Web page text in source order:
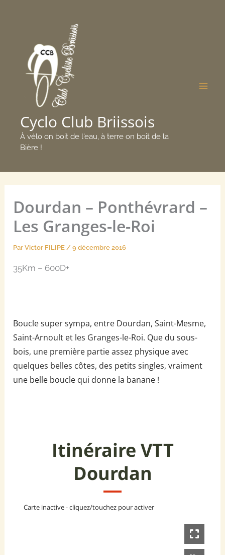
Cyclo Club Briissois
À vélo on boit de l'eau, à terre on boit de la
Bière !
Dourdan – Ponthévrard –
Les Granges-le-Roi
ParVictor FILIPE/9 décembre 2016
35Km – 600D+
Boucle super sympa, entre Dourdan, Saint-Mesme,
Saint-Arnoult et les Granges-le-Roi. Que du sous-
bois, une première partie assez physique avec
quelques belles côtes, des petits singles, vraiment
une belle boucle qui donne la banane !